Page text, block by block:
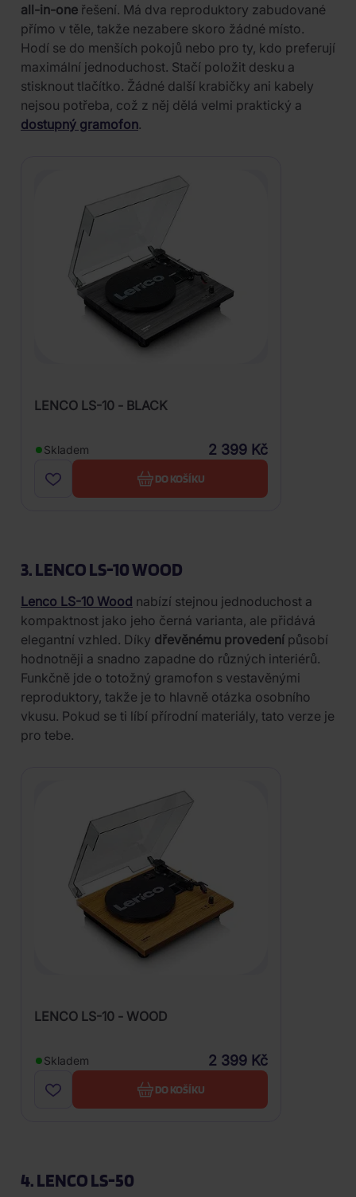
all-in-one řešení. Má dva reproduktory zabudované
přímo v těle, takže nezabere skoro žádné místo.
Hodí se do menších pokojů nebo pro ty, kdo preferují
maximální jednoduchost. Stačí položit desku a
stisknout tlačítko. Žádné další krabičky ani kabely
nejsou potřeba, což z něj dělá velmi praktický a
dostupný gramofon.
LENCO LS-10 - BLACK
Skladem 2 399 Kč
DO KOŠÍKU
3. LENCO LS-10 WOOD
Lenco LS-10 Wood nabízí stejnou jednoduchost a
kompaktnost jako jeho černá varianta, ale přidává
elegantní vzhled. Díky dřevěnému provedení působí
hodnotněji a snadno zapadne do různých interiérů.
Funkčně jde o totožný gramofon s vestavěnými
reproduktory, takže je to hlavně otázka osobního
vkusu. Pokud se ti líbí přírodní materiály, tato verze je
pro tebe.
LENCO LS-10 - WOOD
Skladem 2 399 Kč
DO KOŠÍKU
4. LENCO LS-50